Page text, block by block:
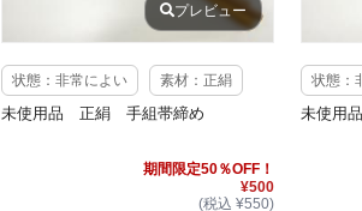
プレビュー
状態：非常によい 素材：正絹
未使用品 正絹 手組帯締め
期間限定50％OFF！
¥500
(税込 ¥550)
状態：
未使用